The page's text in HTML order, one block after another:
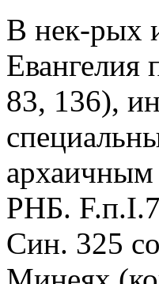
В нек-рых
83, 136),
РНБ.
Син. 325